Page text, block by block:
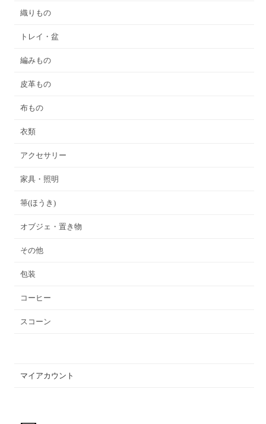
織りもの
トレイ・盆
編みもの
皮革もの
布もの
衣類
アクセサリー
家具・照明
箒(ほうき)
オブジェ・置き物
その他
包装
コーヒー
スコーン
マイアカウント